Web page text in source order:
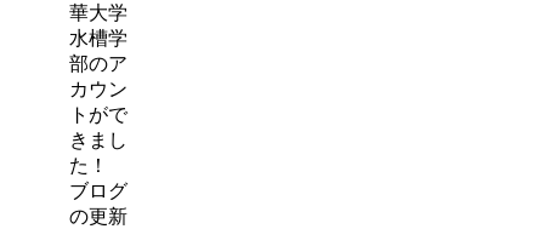
華大学
水槽学
部のア
カウン
トがで
きまし
た！
ブログ
の更新